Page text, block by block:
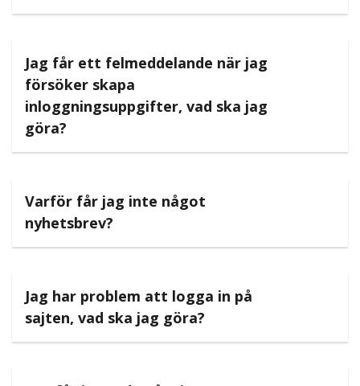
Jag får ett felmeddelande när jag
försöker skapa
inloggningsuppgifter, vad ska jag
göra?
Varför får jag inte något
nyhetsbrev?
Jag har problem att logga in på
sajten, vad ska jag göra?